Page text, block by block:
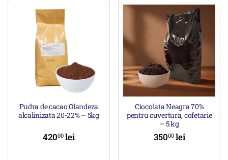
Pudra de cacao Olandeza
alcalinizata 20-22% – 5kg
42000 lei
Ciocolata Neagra 70%
pentru cuvertura, cofetarie
– 5 kg
35000 lei